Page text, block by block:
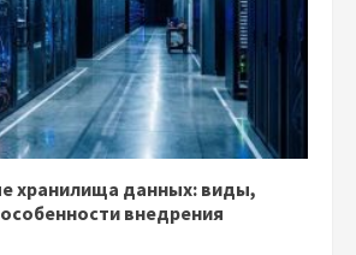
хранилища данных: виды,
внедрения